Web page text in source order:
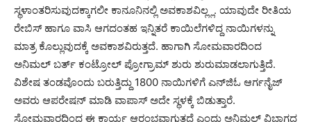
ಸ್ಥಳಾಂತರಿಸುವುದಕ್ಕಾಗಲೀ ಕಾನೂನಿನಲ್ಲಿ ಅವಕಾಶವಿಲ್ಲ್ಲ. ಯಾವುದೇ ರೀತಿಯ
ರೇಬಿಸ್ ಹಾಗೂ ವಾಸಿ ಆಗದಂತಹ ಇನ್ನಿತರೆ ಕಾಯಿಲೆಗಳಿದ್ದ ನಾಯಿಗಳನ್ನು
ಮಾತ್ರ ಕೊಲ್ಲುವುದಕ್ಕೆ ಅವಕಾಶವಿರುತ್ತದೆ. ಹಾಗಾಗಿ ಸೋಮವಾರದಿಂದ
ಅನಿಮಲ್ ಬರ್ತ್ ಕಂಟ್ರೋಲ್ ಪ್ರೋಗ್ರಾಮ್ ಶುರು ಶುರುಮಾಡಲಾಗುತ್ತಿದೆ.
ವಿಶೇಷ ತಂಡವೊಂದು ಬರುತ್ತಿದ್ದು 1800 ನಾಯಿಗಳಿಗೆ ಎನ್‍ಜಿಓ ಆರ್ಗನೈಜ್
ಅವರು ಆಪರೇಷನ್ ಮಾಡಿ ವಾಪಾಸ್ ಅದೇ ಸ್ಥಳಕ್ಕೆ ಬಿಡುತ್ತಾರೆ.
ಸೋಮವಾರದಿಂದ ಈ ಕಾರ್ಯ ಆರಂಭವಾಗುತ್ತದೆ ಎಂದು ಅನಿಮಲ್ ವಿಭಾಗದ